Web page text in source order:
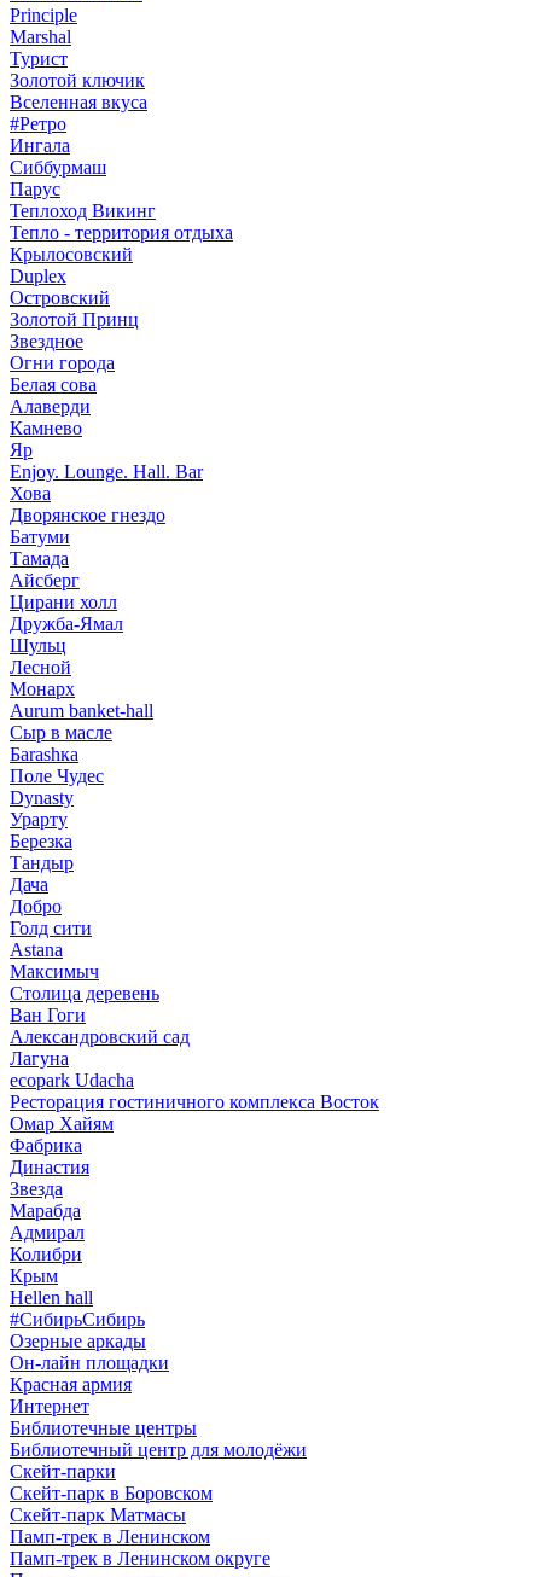
Principle
Marshal
Турист
Золотой ключик
Вселенная вкуса
#Ретро
Ингала
Сиббурмаш
Парус
Теплоход Викинг
Тепло - территория отдыха
Крылосовский
Duplex
Островский
Золотой Принц
Звездное
Огни города
Белая сова
Алаверди
Камнево
Яр
Enjoy. Lounge. Hall. Bar
Хова
Дворянское гнездо
Батуми
Тамада
Айсберг
Цирани холл
Дружба-Ямал
Шульц
Лесной
Монарх
Aurum banket-hall
Сыр в масле
Баrаshка
Поле Чудес
Dynasty
Урарту
Березка
Тандыр
Дача
Добро
Голд сити
Astana
Максимыч
Столица деревень
Ван Гоги
Александровский сад
Лагуна
ecopark Udacha
Ресторация гостиничного комплекса Восток
Омар Хайям
Фабрика
Династия
Звезда
Марабда
Адмирал
Колибри
Крым
Hellen hall
#СибирьСибирь
Озерные аркады
Он-лайн площадки
Красная армия
Интернет
Библиотечные центры
Библиотечный центр для молодёжи
Скейт-парки
Скейт-парк в Боровском
Скейт-парк Матмасы
Памп-трек в Ленинском
Памп-трек в Ленинском округе